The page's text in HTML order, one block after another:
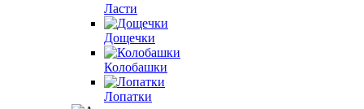
Ласти
Дощечки
Колобашки
Лопатки